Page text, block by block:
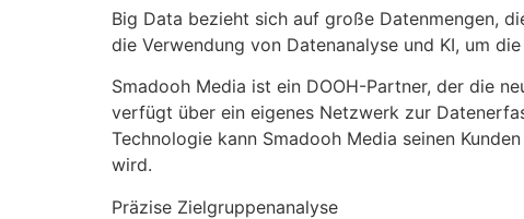
Big Data bezieht sich auf große Datenmengen,
die Verwendung von Datenanalyse und KI, um
Smadooh Media ist ein DOOH-Partner, der die
verfügt über ein eigenes Netzwerk zur
Technologie kann Smadooh Media seinen
wird.
Präzise Zielgruppenanalyse